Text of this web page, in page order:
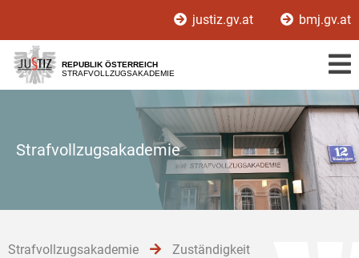
[1]
[2]
[3]
justiz.gv.at bmj.gv.at
REPUBLIK ÖSTERREICH
STRAFVOLLZUGSAKADEMIE
Strafvollzugsakademie
Strafvollzugsakademie Zuständigkeit